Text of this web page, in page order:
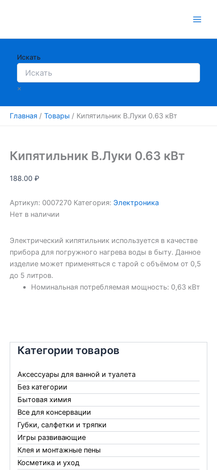
Искать
×
Главная Товары Кипятильник В.Луки 0.63 кВт
Категории товаров
Аксессуары для ванной и туалета
Без категории
Бытовая химия
Все для консервации
Губки, салфетки и тряпки
Игры развивающие
Клея и монтажные пены
Косметика и уход
Кипятильник В.Луки 0.63 кВт
188.00 ₽
Артикул: 0007270 Категория: Электроника
Нет в наличии
Электрический кипятильник используется в качестве
прибора для погружного нагрева воды в быту. Данное
изделие может применяться с тарой с объёмом от 0,5
до 5 литров.
Номинальная потребляемая мощность: 0,63 кВт